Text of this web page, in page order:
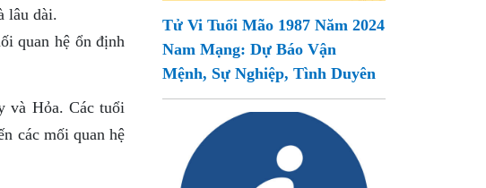
lâu dài.
quan hệ ổn định
và Hỏa. Các tuổi
các mối quan hệ
Tử Vi Tuổi Mão 1987 Năm 2024
Nam Mạng: Dự Báo Vận
Mệnh, Sự Nghiệp, Tình Duyên